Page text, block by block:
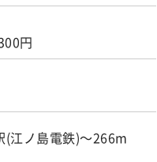
円
江ノ島電鉄)～266m